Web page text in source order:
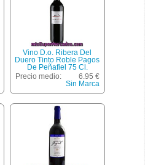
Vino D.o. Ribera Del
Duero Tinto Roble Pagos
De Peñafiel 75 Cl.
Precio medio:
6.95 €
Sin Marca